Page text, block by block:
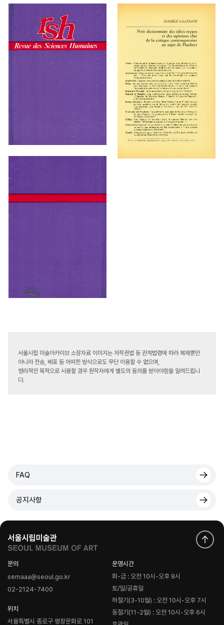
서울시립 미술아카이브 소장자료 이미지는 저작권법 등 관계법령에 따라 복제뿐만
아니라 전송, 배포 등 어떠한 방식으로도 무단 이용할 수 없으며,
영리적인 목적으로 사용할 경우 원작자에게 별도의 동의를 받아야함을 알려드립니
다.
FAQ
공지사항
문의
semaaa@seoul.go.kr
02-2124-7400
위치
서울특별시 종로구 평창문화로 101
운영시간
화-금 : 오전 10시-오후 8시
토/일/공휴일
하절기(3-10월) : 오전 10시-오후 7시
동절기(11-2월) : 오전 10시-오후 6시